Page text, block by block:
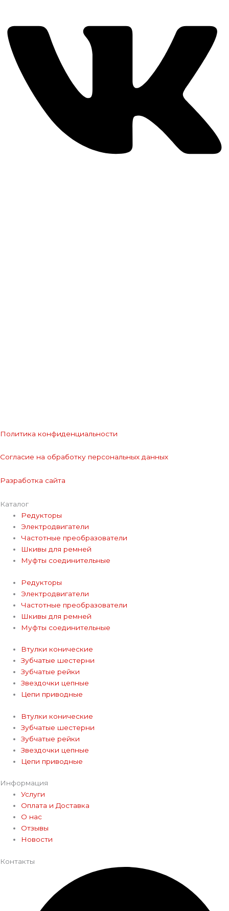
Политика конфиденциальности
Согласие на обработку персональных данных
Разработка сайта
Каталог
Редукторы
Электродвигатели
Частотные преобразователи
Шкивы для ремней
Муфты соединительные
Редукторы
Электродвигатели
Частотные преобразователи
Шкивы для ремней
Муфты соединительные
Втулки конические
Зубчатые шестерни
Зубчатые рейки
Звездочки цепные
Цепи приводные
Втулки конические
Зубчатые шестерни
Зубчатые рейки
Звездочки цепные
Цепи приводные
Информация
Услуги
Оплата и Доставка
О нас
Отзывы
Новости
Контакты